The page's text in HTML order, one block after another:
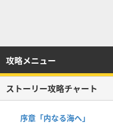
攻略メニュー
ストーリー攻略チャート
序章「内なる海へ」